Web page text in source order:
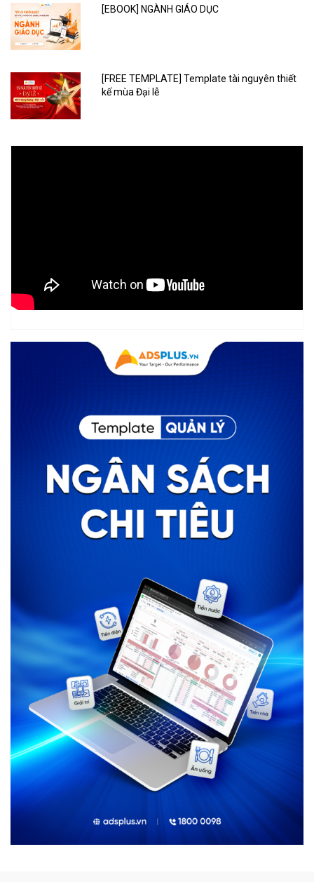
[EBOOK] NGÀNH GIÁO DỤC
[FREE TEMPLATE] Template tài nguyên thiết
kế mùa Đại lễ